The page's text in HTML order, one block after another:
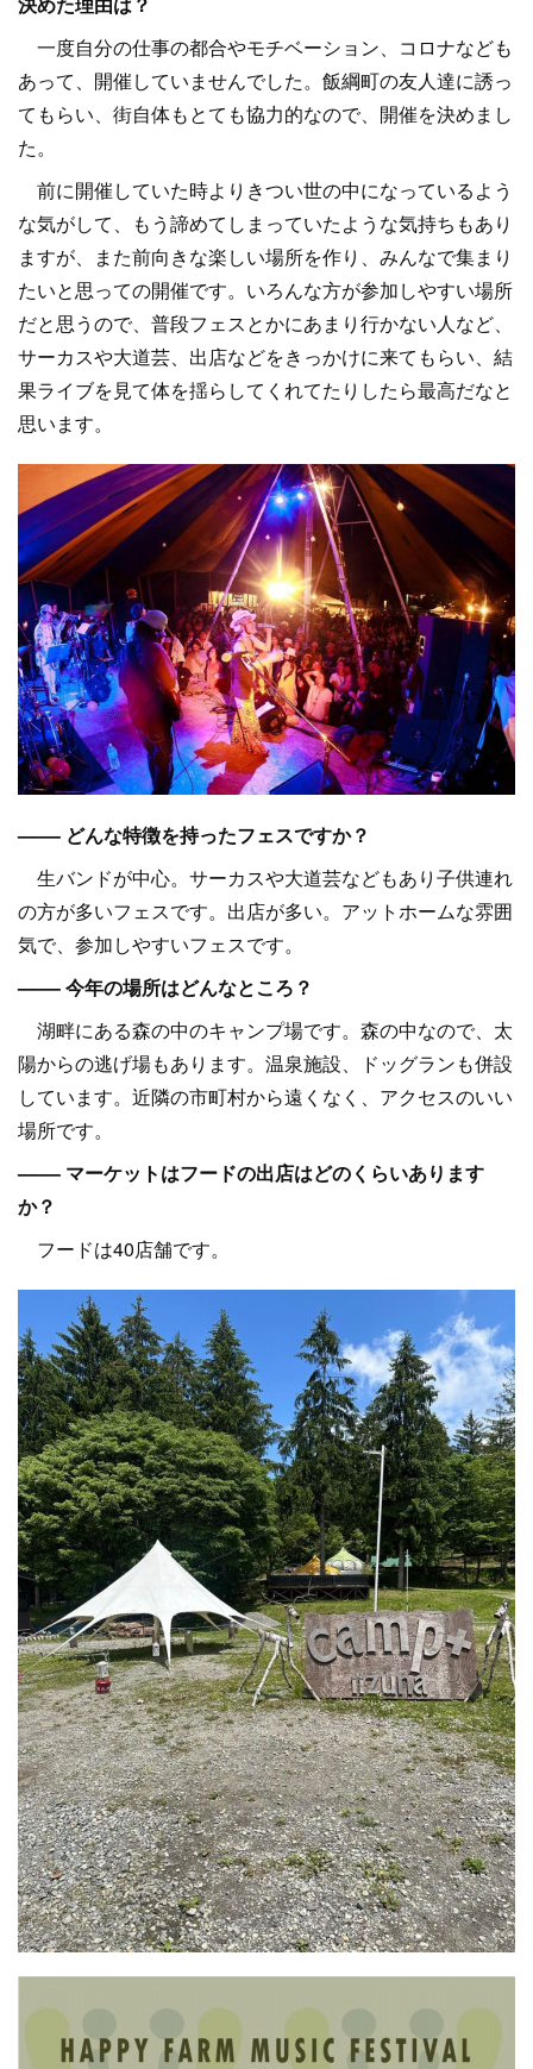
一度自分の仕事の都合やモチベーション、コロナなども
あって、開催していませんでした。飯綱町の友人達に誘っ
てもらい、街自体もとても協力的なので、開催を決めまし
た。
前に開催していた時よりきつい世の中になっているよう
な気がして、もう諦めてしまっていたような気持ちもあり
ますが、また前向きな楽しい場所を作り、みんなで集まり
たいと思っての開催です。いろんな方が参加しやすい場所
だと思うので、普段フェスとかにあまり行かない人など、
サーカスや大道芸、出店などをきっかけに来てもらい、結
果ライブを見て体を揺らしてくれてたりしたら最高だなと
思います。
–––– どんな特徴を持ったフェスですか？
生バンドが中心。サーカスや大道芸などもあり子供連れ
の方が多いフェスです。出店が多い。アットホームな雰囲
気で、参加しやすいフェスです。
–––– 今年の場所はどんなところ？
湖畔にある森の中のキャンプ場です。森の中なので、太
陽からの逃げ場もあります。温泉施設、ドッグランも併設
しています。近隣の市町村から遠くなく、アクセスのいい
場所です。
–––– マーケットはフードの出店はどのくらいあります
か？
フードは40店舗です。